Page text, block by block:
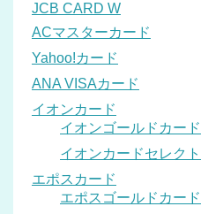
JCB CARD W
ACマスターカード
Yahoo!カード
ANA VISAカード
イオンカード
イオンゴールドカード
イオンカードセレクト
エポスカード
エポスゴールドカード